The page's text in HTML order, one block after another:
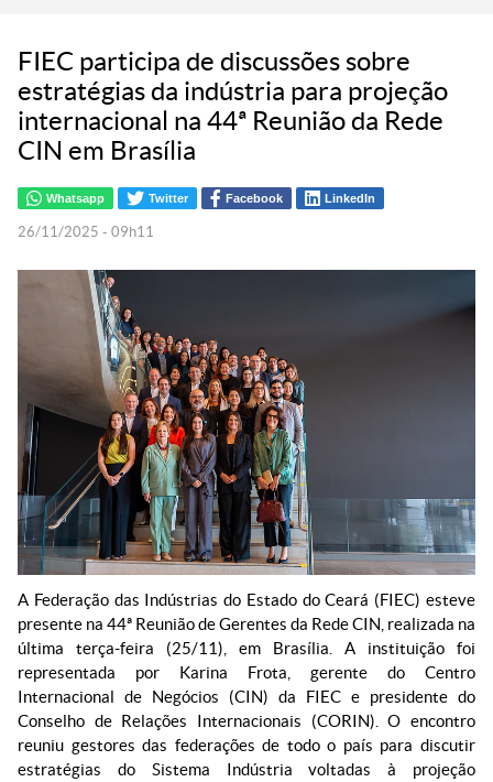
FIEC participa de discussões sobre
estratégias da indústria para projeção
internacional na 44ª Reunião da Rede
CIN em Brasília
Whatsapp Twitter Facebook LinkedIn
26/11/2025 - 09h11
A Federação das Indústrias do Estado do Ceará (FIEC) esteve
presente na 44ª Reunião de Gerentes da Rede CIN, realizada na
última terça-feira (25/11), em Brasília. A instituição foi
representada por Karina Frota, gerente do Centro
Internacional de Negócios (CIN) da FIEC e presidente do
Conselho de Relações Internacionais (CORIN). O encontro
reuniu gestores das federações de todo o país para discutir
estratégias do Sistema Indústria voltadas à projeção